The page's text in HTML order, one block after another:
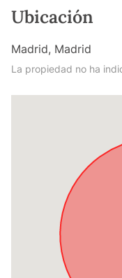
Ubicación
Madrid, Madrid
La propiedad no ha